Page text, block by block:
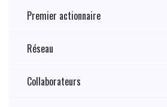
Premier actionnaire
Réseau
Collaborateurs